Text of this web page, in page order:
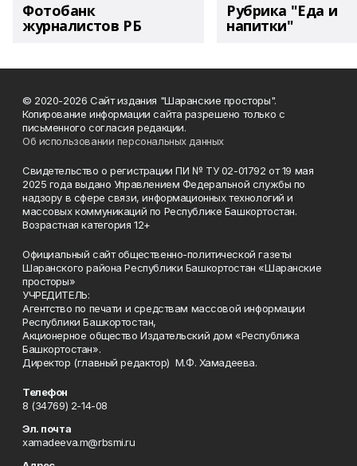
Фотобанк
журналистов РБ
Рубрика "Еда и
напитки"
© 2020-2026 Сайт издания "Шаранские просторы".
Копирование информации сайта разрешено только с
письменного согласия редакции.
Об использовании персональных данных
Свидетельство о регистрации ПИ № ТУ 02-01792 от 19 мая
2025 года выдано Управлением Федеральной службы по
надзору в сфере связи, информационных технологий и
массовых коммуникаций по Республике Башкортостан.
Возрастная категория 12+
Официальный сайт общественно-политической газеты
Шаранского района Республики Башкортостан «Шаранские
просторы»
УЧРЕДИТЕЛЬ:
Агентство по печати и средствам массовой информации
Республики Башкортостан,
Акционерное общество Издательский дом «Республика
Башкортостан».
Директор (главный редактор) М.Ф. Хамадеева.
Телефон
8 (34769) 2-14-08
Эл. почта
xamadeeva.m@rbsmi.ru